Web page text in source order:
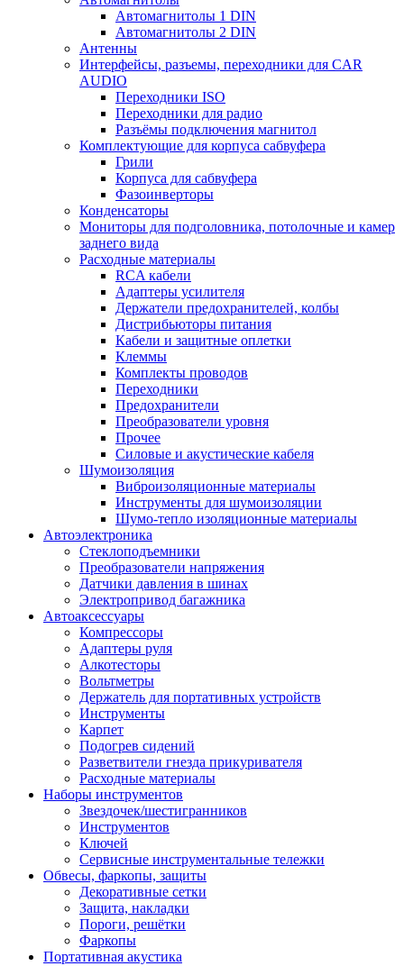
Автомагнитолы 1 DIN
Автомагнитолы 2 DIN
Антенны
Интерфейсы, разъемы, переходники для CAR
AUDIO
Переходники ISO
Переходники для радио
Разъёмы подключения магнитол
Комплектующие для корпуса сабвуфера
Грили
Корпуса для сабвуфера
Фазоинверторы
Конденсаторы
Мониторы для подголовника, потолочные и камер
заднего вида
Расходные материалы
RCA кабели
Адаптеры усилителя
Держатели предохранителей, колбы
Дистрибьюторы питания
Кабели и защитные оплетки
Клеммы
Комплекты проводов
Переходники
Предохранители
Преобразователи уровня
Прочее
Силовые и акустические кабеля
Шумоизоляция
Виброизоляционные материалы
Инструменты для шумоизоляции
Шумо-тепло изоляционные материалы
Автоэлектроника
Стеклоподъемники
Преобразователи напряжения
Датчики давления в шинах
Электропривод багажника
Автоаксессуары
Компрессоры
Адаптеры руля
Алкотесторы
Вольтметры
Держатель для портативных устройств
Инструменты
Карпет
Подогрев сидений
Разветвители гнезда прикуривателя
Расходные материалы
Наборы инструментов
Звездочек/шестигранников
Инструментов
Ключей
Сервисные инструментальные тележки
Обвесы, фаркопы, защиты
Декоративные сетки
Защита, накладки
Пороги, решётки
Фаркопы
Портативная акустика